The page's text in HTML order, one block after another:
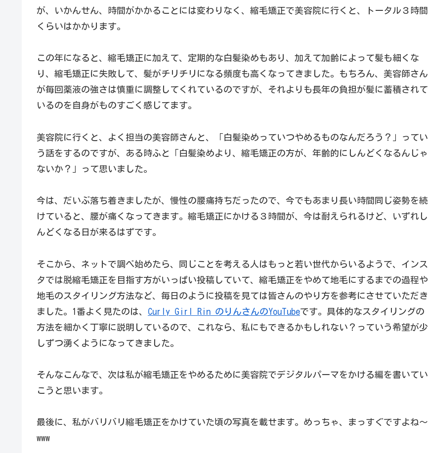
が、いかんせん、時間がかかることには変わりなく、縮毛矯正で美容院に行くと、トータル３時間
くらいはかかります。
この年になると、縮毛矯正に加えて、定期的な白髪染めもあり、加えて加齢によって髪も細くな
り、縮毛矯正に失敗して、髪がチリチリになる頻度も高くなってきました。もちろん、美容師さん
が毎回薬液の強さは慎重に調整してくれているのですが、それよりも長年の負担が髪に蓄積されて
いるのを自身がものすごく感じてます。
美容院に行くと、よく担当の美容師さんと、「白髪染めっていつやめるものなんだろう？」ってい
う話をするのですが、ある時ふと「白髪染めより、縮毛矯正の方が、年齢的にしんどくなるんじゃ
ないか？」って思いました。
今は、だいぶ落ち着きましたが、慢性の腰痛持ちだったので、今でもあまり長い時間同じ姿勢を続
けていると、腰が痛くなってきます。縮毛矯正にかける３時間が、今は耐えられるけど、いずれし
んどくなる日が来るはずです。
そこから、ネットで調べ始めたら、同じことを考える人はもっと若い世代からいるようで、インス
タでは脱縮毛矯正を目指す方がいっぱい投稿していて、縮毛矯正をやめて地毛にするまでの過程や
地毛のスタイリング方法など、毎日のように投稿を見ては皆さんのやり方を参考にさせていただき
ました。1番よく見たのは、 Curly Girl Rin のりんさんのYouTubeです。具体的なスタイリングの
方法を細かく丁寧に説明しているので、これなら、私にもできるかもしれない？っていう希望が少
しずつ湧くようになってきました。
そんなこんなで、次は私が縮毛矯正をやめるために美容院でデジタルパーマをかける編を書いてい
こうと思います。
最後に、私がバリバリ縮毛矯正をかけていた頃の写真を載せます。めっちゃ、まっすぐですよね〜
www